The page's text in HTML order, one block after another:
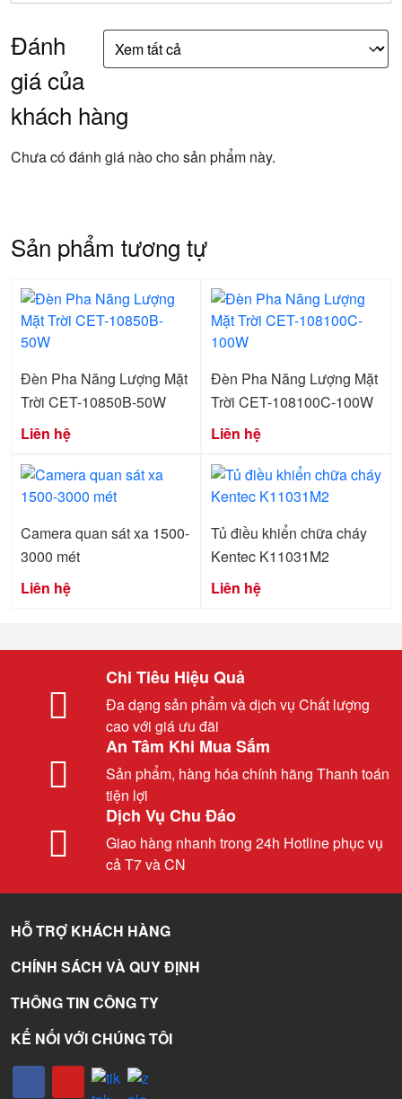
Đánh
giá của
khách hàng
Chưa có đánh giá nào cho sản phẩm này.
Sản phẩm tương tự
Đèn Pha Năng Lượng Mặt
Trời CET-10850B-50W
Liên hệ
Đèn Pha Năng Lượng Mặt
Trời CET-108100C-100W
Liên hệ
Camera quan sát xa 1500-
3000 mét
Liên hệ
Tủ điều khiển chữa cháy
Kentec K11031M2
Liên hệ
Chi Tiêu Hiệu Quả
Đa dạng sản phẩm và dịch vụ Chất lượng
cao với giá ưu đãi
An Tâm Khi Mua Sắm
Sản phẩm, hàng hóa chính hãng Thanh toán
tiện lợi
Dịch Vụ Chu Đáo
Giao hàng nhanh trong 24h Hotline phục vụ
cả T7 và CN
HỖ TRỢ KHÁCH HÀNG
CHÍNH SÁCH VÀ QUY ĐỊNH
THÔNG TIN CÔNG TY
KẾ NỐI VỚI CHÚNG TÔI